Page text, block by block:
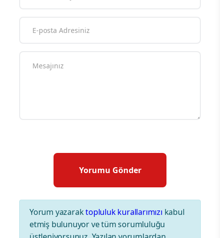
Yorum yazaraktopluluk kurallarımızı kabul
etmiş bulunuyor ve tüm sorumluluğu